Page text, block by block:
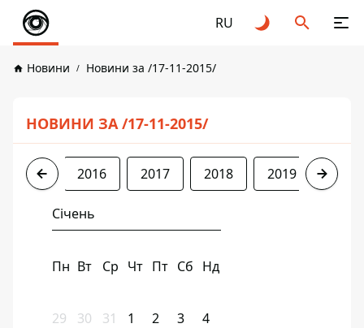
RU
Новини Новини за /17-11-2015/
НОВИНИ ЗА /17-11-2015/
2015 2016 2017 2018 2019 2020
Січень
Пн Вт Ср Чт Пт Сб Нд
29 30 31 1 2 3 4